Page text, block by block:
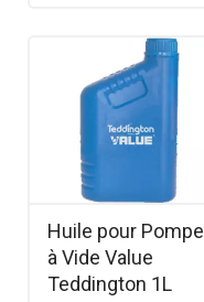
Huile pour Pompe
à Vide Value
Teddington 1L